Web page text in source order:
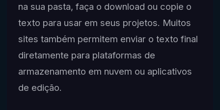
na sua pasta, faça o download ou copie o
texto para usar em seus projetos. Muitos
sites também permitem enviar o texto final
diretamente para plataformas de
armazenamento em nuvem ou aplicativos
de edição.